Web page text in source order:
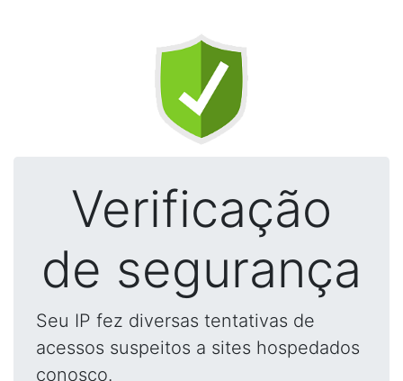
Verificação
de segurança
Seu IP fez diversas tentativas de
acessos suspeitos a sites hospedados
conosco.